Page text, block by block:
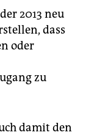
2013 neu
dass
oder
zu
damit den